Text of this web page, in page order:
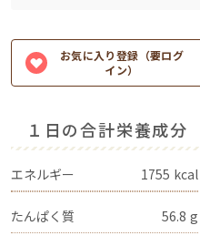
お気に入り登録（要ログ
イン）
１日の合計栄養成分
エネルギー 1755 kcal
たんぱく質 56.8 g